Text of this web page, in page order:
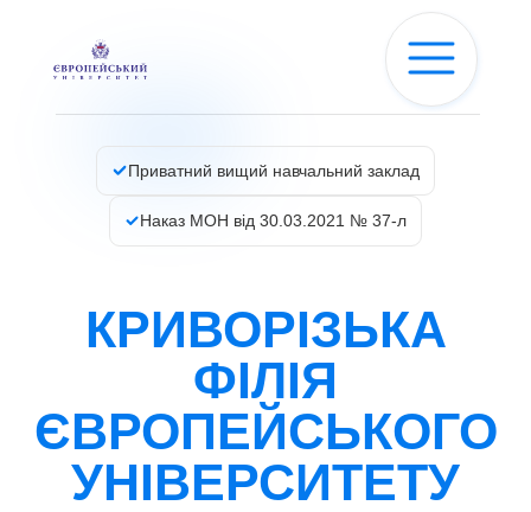
Приватний вищий навчальний заклад
Наказ МОН від 30.03.2021 № 37-л
КРИВОРІЗЬКА
ФІЛІЯ
ЄВРОПЕЙСЬКОГО
УНІВЕРСИТЕТУ